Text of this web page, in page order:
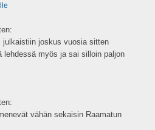
joskus vuosia sitten
myös ja sai silloin paljon
vähän sekaisin Raamatun